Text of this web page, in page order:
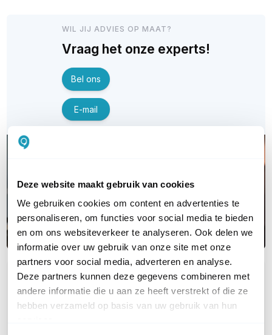
Deze website maakt gebruik van cookies
We gebruiken cookies om content en advertenties te
personaliseren, om functies voor social media te bieden
en om ons websiteverkeer te analyseren. Ook delen we
informatie over uw gebruik van onze site met onze
partners voor social media, adverteren en analyse.
Deze partners kunnen deze gegevens combineren met
andere informatie die u aan ze heeft verstrekt of die ze
hebben verzameld op basis van uw gebruik van hun
WIL JIJ ADVIES OP MAAT?
Vraag het onze experts!
Bel ons
E-mail
OVER DIT PRODUCT
Veelgestelde vragen